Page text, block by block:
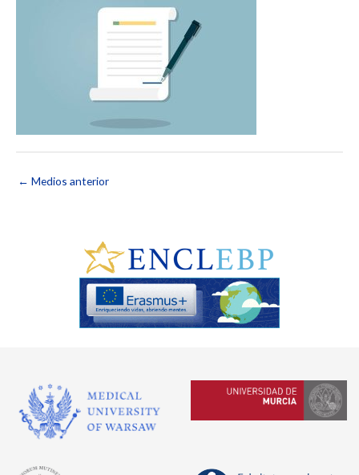
← Medios anterior